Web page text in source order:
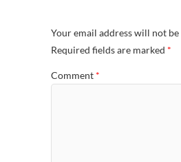
Your email address will not
Required fields are marked *
Comment *